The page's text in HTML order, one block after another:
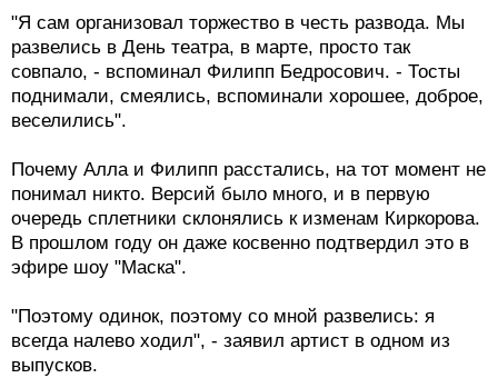
"Я сам организовал торжество в честь развода. Мы
развелись в День театра, в марте, просто так
совпало, - вспоминал Филипп Бедросович. - Тосты
поднимали, смеялись, вспоминали хорошее, доброе,
веселились".
Почему Алла и Филипп расстались, на тот момент не
понимал никто. Версий было много, и в первую
очередь сплетники склонялись к изменам Киркорова.
В прошлом году он даже косвенно подтвердил это в
эфире шоу "Маска".
"Поэтому одинок, поэтому со мной развелись: я
всегда налево ходил", - заявил артист в одном из
выпусков.